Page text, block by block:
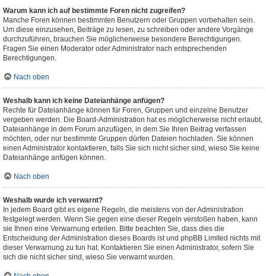
Warum kann ich auf bestimmte Foren nicht zugreifen?
Manche Foren können bestimmten Benutzern oder Gruppen vorbehalten sein.
Um diese einzusehen, Beiträge zu lesen, zu schreiben oder andere Vorgänge
durchzuführen, brauchen Sie möglicherweise besondere Berechtigungen.
Fragen Sie einen Moderator oder Administrator nach entsprechenden
Berechtigungen.
Nach oben
Weshalb kann ich keine Dateianhänge anfügen?
Rechte für Dateianhänge können für Foren, Gruppen und einzelne Benutzer
vergeben werden. Die Board-Administration hat es möglicherweise nicht erlaubt,
Dateianhänge in dem Forum anzufügen, in dem Sie Ihren Beitrag verfassen
möchten, oder nur bestimmte Gruppen dürfen Dateien hochladen. Sie können
einen Administrator kontaktieren, falls Sie sich nicht sicher sind, wieso Sie keine
Dateianhänge anfügen können.
Nach oben
Weshalb wurde ich verwarnt?
In jedem Board gibt es eigene Regeln, die meistens von der Administration
festgelegt werden. Wenn Sie gegen eine dieser Regeln verstoßen haben, kann
sie Ihnen eine Verwarnung erteilen. Bitte beachten Sie, dass dies die
Entscheidung der Administration dieses Boards ist und phpBB Limited nichts mit
dieser Verwarnung zu tun hat. Kontaktieren Sie einen Administrator, sofern Sie
sich die nicht sicher sind, wieso Sie verwarnt wurden.